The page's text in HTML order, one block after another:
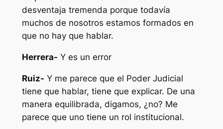
desventaja tremenda porque todavía
muchos de nosotros estamos formados en
que no hay que hablar.
Herrera- Y es un error
Ruiz- Y me parece que el Poder Judicial
tiene que hablar, tiene que explicar. De una
manera equilibrada, digamos, ¿no? Me
parece que uno tiene un rol institucional.